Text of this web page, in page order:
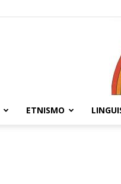
ETNISMO